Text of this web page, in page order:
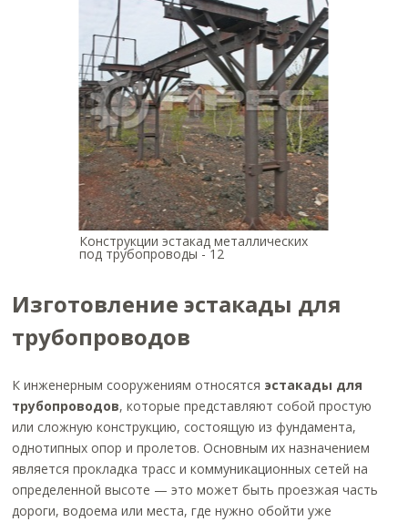
Конструкции эстакад металлических
под трубопроводы - 12
Изготовление эстакады для
трубопроводов
К инженерным сооружениям относятся эстакады для
трубопроводов, которые представляют собой простую
или сложную конструкцию, состоящую из фундамента,
однотипных опор и пролетов. Основным их назначением
является прокладка трасс и коммуникационных сетей на
определенной высоте — это может быть проезжая часть
дороги, водоема или места, где нужно обойти уже